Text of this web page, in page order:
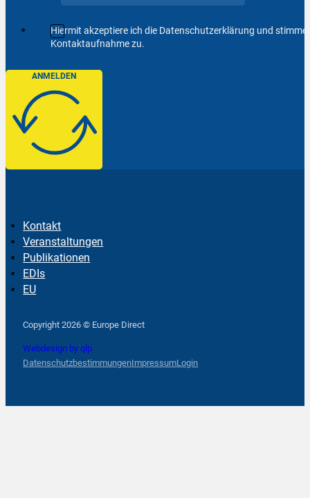
Hiermit akzeptiere ich die Datenschutzerklärung und
Kontaktaufnahme zu.
ANMELDEN
Kontakt
Veranstaltungen
Publikationen
EDIs
EU
Copyright 2026 © Europe Direct
Webdesign by qlp
DatenschutzbestimmungenImpressumLogin